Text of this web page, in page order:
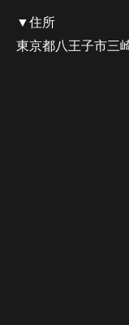
▼住所
東京都八王子市三